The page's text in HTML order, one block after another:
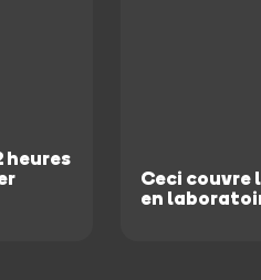
heures
Ceci couvre
en